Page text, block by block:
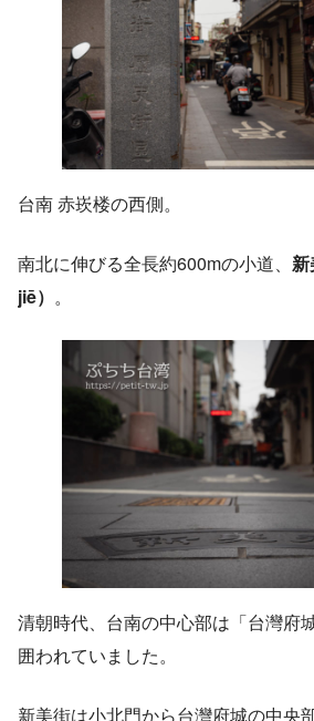
台南 赤崁楼の西側。
南北に伸びる全長約600mの小道、
jiē） 。
清朝時代、台南の中心部は「台灣府
囲われていました。
新美街は小北門から台灣府城の中央